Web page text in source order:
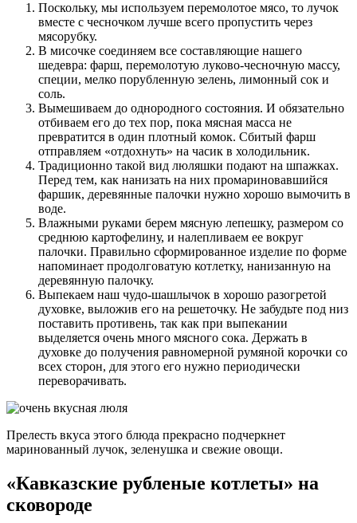
Поскольку, мы используем перемолотое мясо, то лучок
вместе с чесночком лучше всего пропустить через
мясорубку.
В мисочке соединяем все составляющие нашего
шедевра: фарш, перемолотую луково-чесночную массу,
специи, мелко порубленную зелень, лимонный сок и
соль.
Вымешиваем до однородного состояния. И обязательно
отбиваем его до тех пор, пока мясная масса не
превратится в один плотный комок. Сбитый фарш
отправляем «отдохнуть» на часик в холодильник.
Традиционно такой вид люляшки подают на шпажках.
Перед тем, как нанизать на них промариновавшийся
фаршик, деревянные палочки нужно хорошо вымочить в
воде.
Влажными руками берем мясную лепешку, размером со
среднюю картофелину, и налепливаем ее вокруг
палочки. Правильно сформированное изделие по форме
напоминает продолговатую котлетку, нанизанную на
деревянную палочку.
Выпекаем наш чудо-шашлычок в хорошо разогретой
духовке, выложив его на решеточку. Не забудьте под низ
поставить противень, так как при выпекании
выделяется очень много мясного сока. Держать в
духовке до получения равномерной румяной корочки со
всех сторон, для этого его нужно периодически
переворачивать.
Прелесть вкуса этого блюда прекрасно подчеркнет
маринованный лучок, зеленушка и свежие овощи.
«Кавказские рубленые котлеты» на
сковороде